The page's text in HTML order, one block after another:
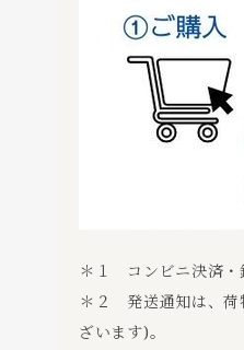
＊１ コンビニ決済・
＊２ 発送通知は、荷
ざいます)。